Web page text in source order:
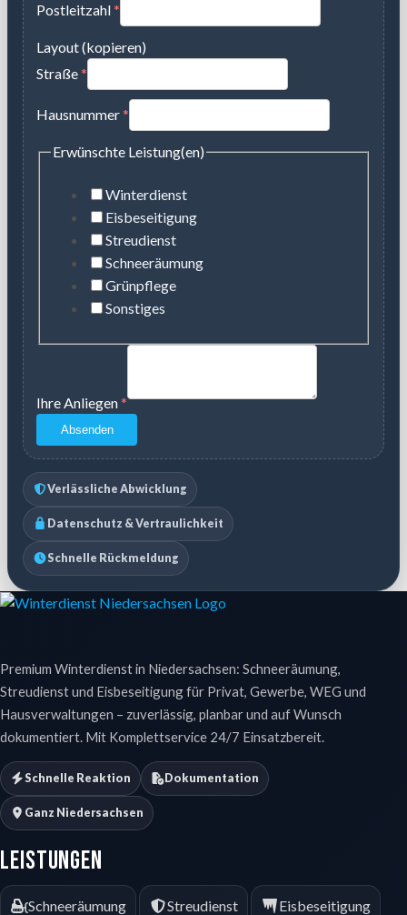
Postleitzahl*
Layout (kopieren)
Straße*
Hausnummer*
Erwünschte Leistung(en)
Winterdienst
Eisbeseitigung
Streudienst
Schneeräumung
Grünpflege
Sonstiges
Ihre Anliegen*
Absenden
Verlässliche Abwicklung
Datenschutz & Vertraulichkeit
Schnelle Rückmeldung
Premium Winterdienst in Niedersachsen: Schneeräumung,
Streudienst und Eisbeseitigung für Privat, Gewerbe, WEG und
Hausverwaltungen – zuverlässig, planbar und auf Wunsch
dokumentiert. Mit Komplettservice 24/7 Einsatzbereit.
Schnelle Reaktion Dokumentation
Ganz Niedersachsen
Leistungen
Schneeräumung Streudienst Eisbeseitigung